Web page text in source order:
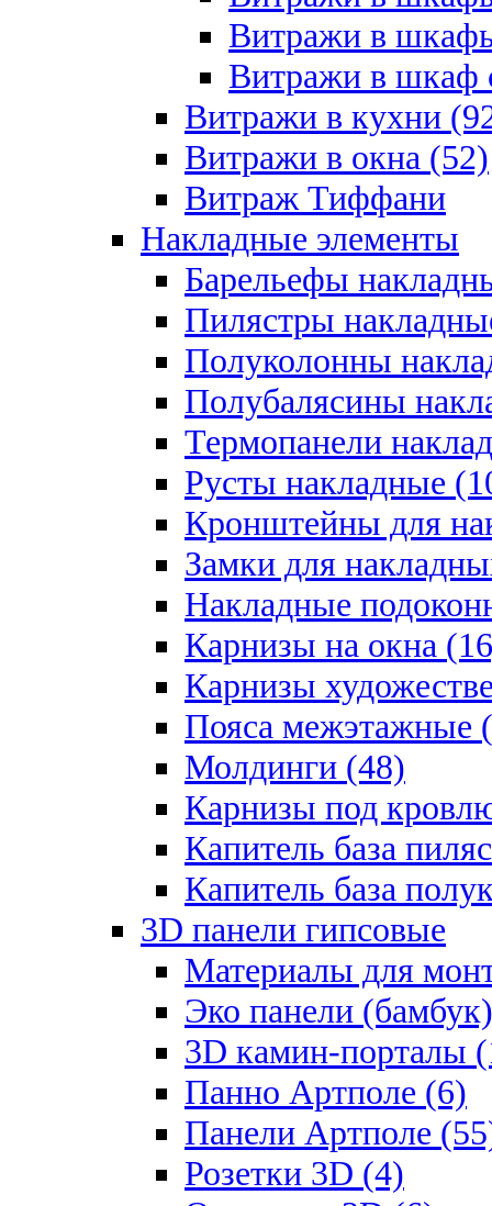
Витражи в
Витражи в шкаф
Витражи в кухни
Витражи в окна (52)
Витраж Тиффани
Накладные элементы
Барельефы
Пилястры
Полуколонны
Полубалясины
Термопанели
Русты накладные
Кронштейны для
Замки для
Накладные
Карнизы на окна
Карнизы
Пояса межэтажные
Молдинги (48)
Карнизы под
Капитель база
Капитель база
3D панели гипсовые
Материалы для
Эко панели
3D камин-порталы
Панно Артполе (6)
Панели Артполе
Розетки 3D (4)